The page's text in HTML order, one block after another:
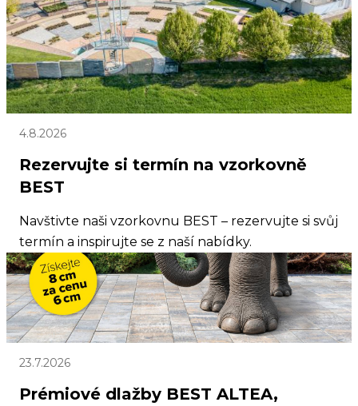
4.8.2026
Rezervujte si termín na vzorkovně
BEST
Navštivte naši vzorkovnu BEST – rezervujte si svůj
termín a inspirujte se z naší nabídky.
23.7.2026
Prémiové dlažby BEST ALTEA,